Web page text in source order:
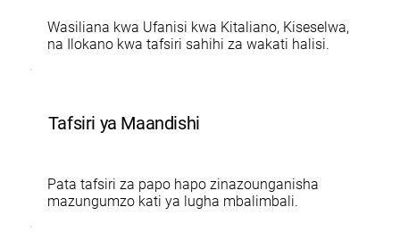
Wasiliana kwa Ufanisi kwa Kitaliano, Kiseselwa,
na Ilokano kwa tafsiri sahihi za wakati halisi.
Tafsiri ya Maandishi
Pata tafsiri za papo hapo zinazounganisha
mazungumzo kati ya lugha mbalimbali.